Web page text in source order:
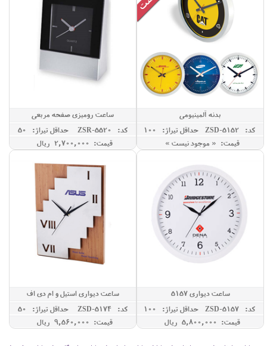
بدنه آلمینیومی
کد: ZSD-5152
حداقل تيراژ: 100
قیمت: « موجود نیست »
ساعت رومیزی صفحه مربعی
کد: ZSR-5520
حداقل تيراژ: 50
قیمت: 2,700,000 ريال
ساعت دیواری 5157
کد: ZSD-5157
حداقل تيراژ: 100
قیمت: 5,800,000 ريال
ساعت دیواری استیل و ام دی اف
کد: ZSD-5174
حداقل تيراژ: 50
قیمت: 9,560,000 ريال